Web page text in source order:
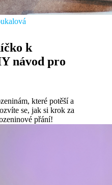
k
návod pro
které potěší a
se, jak si krok za
přání!